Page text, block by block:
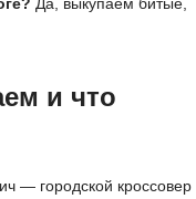
и что
— городской кроссовер